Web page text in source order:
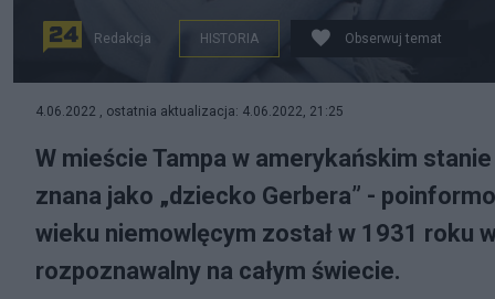
Redakcja HISTORIA Obserwuj temat
4.06.2022 , ostatnia aktualizacja: 4.06.2022, 21:25
W mieście Tampa w amerykańskim
znana jako „dziecko Gerbera” -
wieku niemowlęcym został w 1931 roku
rozpoznawalny na całym świecie.